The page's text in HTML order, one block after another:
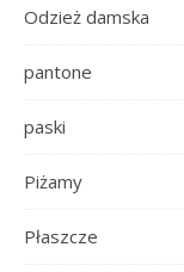
Odzież damska
pantone
paski
Piżamy
Płaszcze